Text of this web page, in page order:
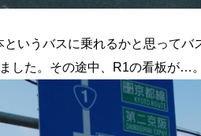
いうバスに乗れるかと思ってバ
した。その途中、R1の看板が…。